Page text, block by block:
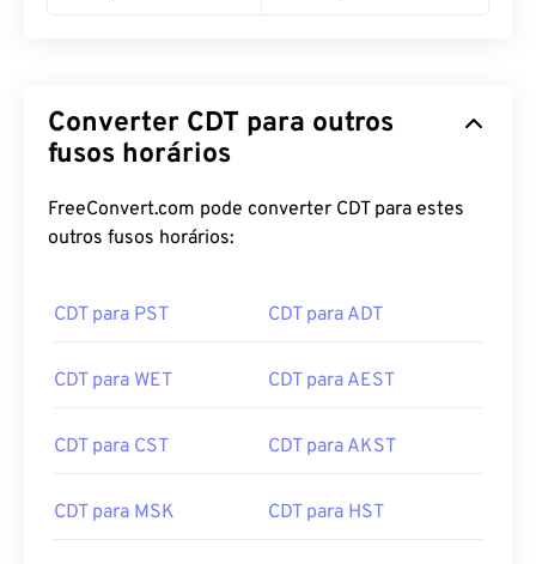
Converter CDT para outros
fusos horários
FreeConvert.com pode converter CDT para estes
outros fusos horários:
CDT para PST CDT para ADT
CDT para WET CDT para AEST
CDT para CST CDT para AKST
CDT para MSK CDT para HST